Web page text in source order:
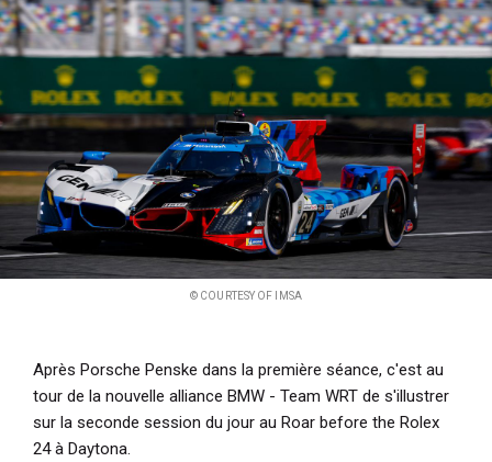
© COURTESY OF IMSA
Après Porsche Penske dans la première séance, c'est au
tour de la nouvelle alliance BMW - Team WRT de s'illustrer
sur la seconde session du jour au Roar before the Rolex
24 à Daytona.